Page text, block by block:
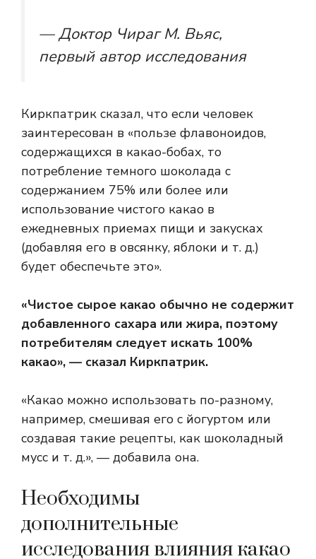
— Доктор Чираг М. Вьяс,
первый автор исследования
Киркпатрик сказал, что если человек
заинтересован в «пользе флавоноидов,
содержащихся в какао-бобах, то
потребление темного шоколада с
содержанием 75% или более или
использование чистого какао в
ежедневных приемах пищи и закусках
(добавляя его в овсянку, яблоки и т. д.)
будет обеспечьте это».
«Чистое сырое какао обычно не содержит
добавленного сахара или жира, поэтому
потребителям следует искать 100%
какао», — сказал Киркпатрик.
«Какао можно использовать по-разному,
например, смешивая его с йогуртом или
создавая такие рецепты, как шоколадный
мусс и т. д.», — добавила она.
Необходимы
дополнительные
исследования влияния какао